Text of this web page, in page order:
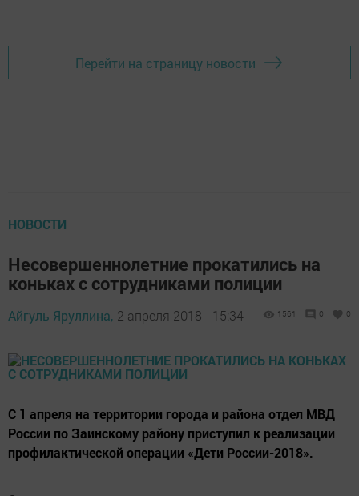
Перейти на страницу новости
НОВОСТИ
Несовершеннолетние прокатились на
коньках с сотрудниками полиции
Айгуль Яруллина, 2 апреля 2018 - 15:34 1561 0 0
С 1 апреля на территории города и района отдел МВД
России по Заинскому району приступил к реализации
профилактической операции «Дети России-2018».